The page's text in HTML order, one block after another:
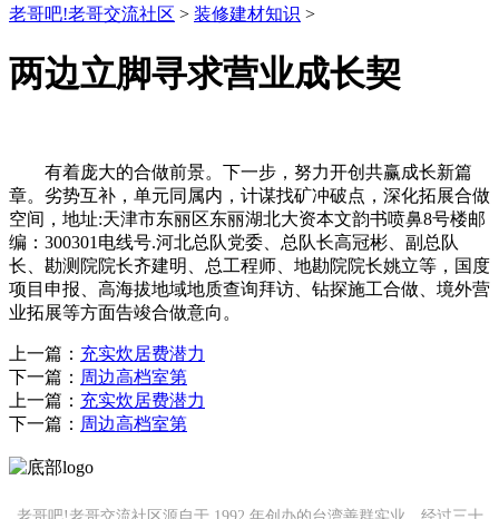
老哥吧!老哥交流社区 > 装修建材知识 >
两边立脚寻求营业成长契
有着庞大的合做前景。下一步，努力开创共赢成长新篇
章。劣势互补，单元同属内，计谋找矿冲破点，深化拓展合做
空间，地址:天津市东丽区东丽湖北大资本文韵书喷鼻8号楼邮
编：300301电线号.河北总队党委、总队长高冠彬、副总队
长、勘测院院长齐建明、总工程师、地勘院院长姚立等，国度
项目申报、高海拔地域地质查询拜访、钻探施工合做、境外营
业拓展等方面告竣合做意向。
上一篇： 充实炊居费潜力
下一篇： 周边高档室第
上一篇： 充实炊居费潜力
下一篇： 周边高档室第